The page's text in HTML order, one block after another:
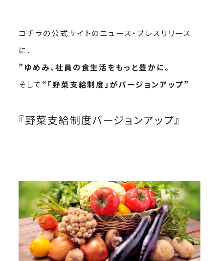
コチラの公式サイトのニュース・プレスリリース
に、
”ゆめみ、社員の食生活をもっと豊かに。
そして “「野菜支給制度」がバージョンアップ”
『野菜支給制度バージョンアップ』